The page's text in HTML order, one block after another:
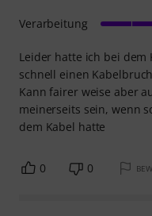
Leider hatte ich bei
schnell einen
Kann fairer weise aber
meinerseits sein, wenn
dem Kabel hatte
Verarbeitung
0 0